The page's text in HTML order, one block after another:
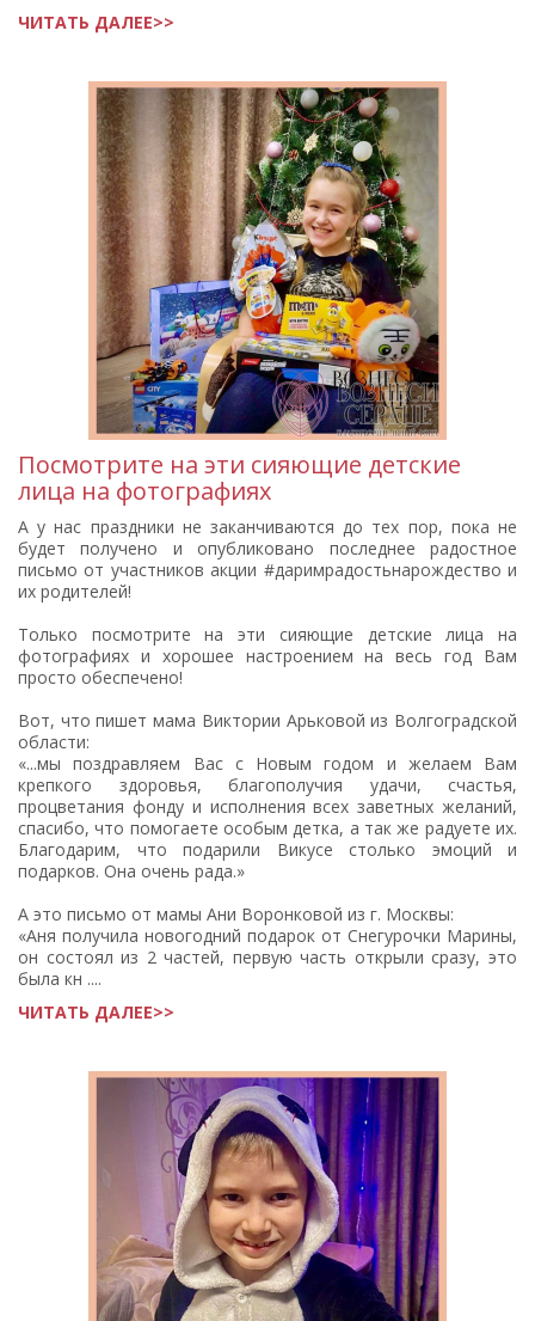
ЧИТАТЬ ДАЛЕЕ>>
Посмотрите на эти сияющие детские
лица на фотографиях
А у нас праздники не заканчиваются до тех пор, пока не
будет получено и опубликовано последнее радостное
письмо от участников акции #даримрадостьнарождество и
их родителей!
Только посмотрите на эти сияющие детские лица на
фотографиях и хорошее настроением на весь год Вам
просто обеспечено!
Вот, что пишет мама Виктории Арьковой из Волгоградской
области:
«...мы поздравляем Вас с Новым годом и желаем Вам
крепкого здоровья, благополучия удачи, счастья,
процветания фонду и исполнения всех заветных желаний,
спасибо, что помогаете особым детка, а так же радуете их.
Благодарим, что подарили Викусе столько эмоций и
подарков. Она очень рада.»
А это письмо от мамы Ани Воронковой из г. Москвы:
«Аня получила новогодний подарок от Снегурочки Марины,
он состоял из 2 частей, первую часть открыли сразу, это
была кн ....
ЧИТАТЬ ДАЛЕЕ>>